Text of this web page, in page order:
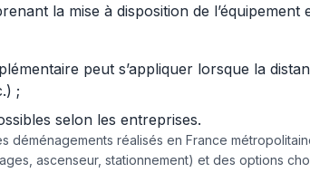
la mise à disposition de l’équipement
peut s’appliquer lorsque la
;
selon les entreprises.
déménagements réalisés en France
ascenseur, stationnement) et des options